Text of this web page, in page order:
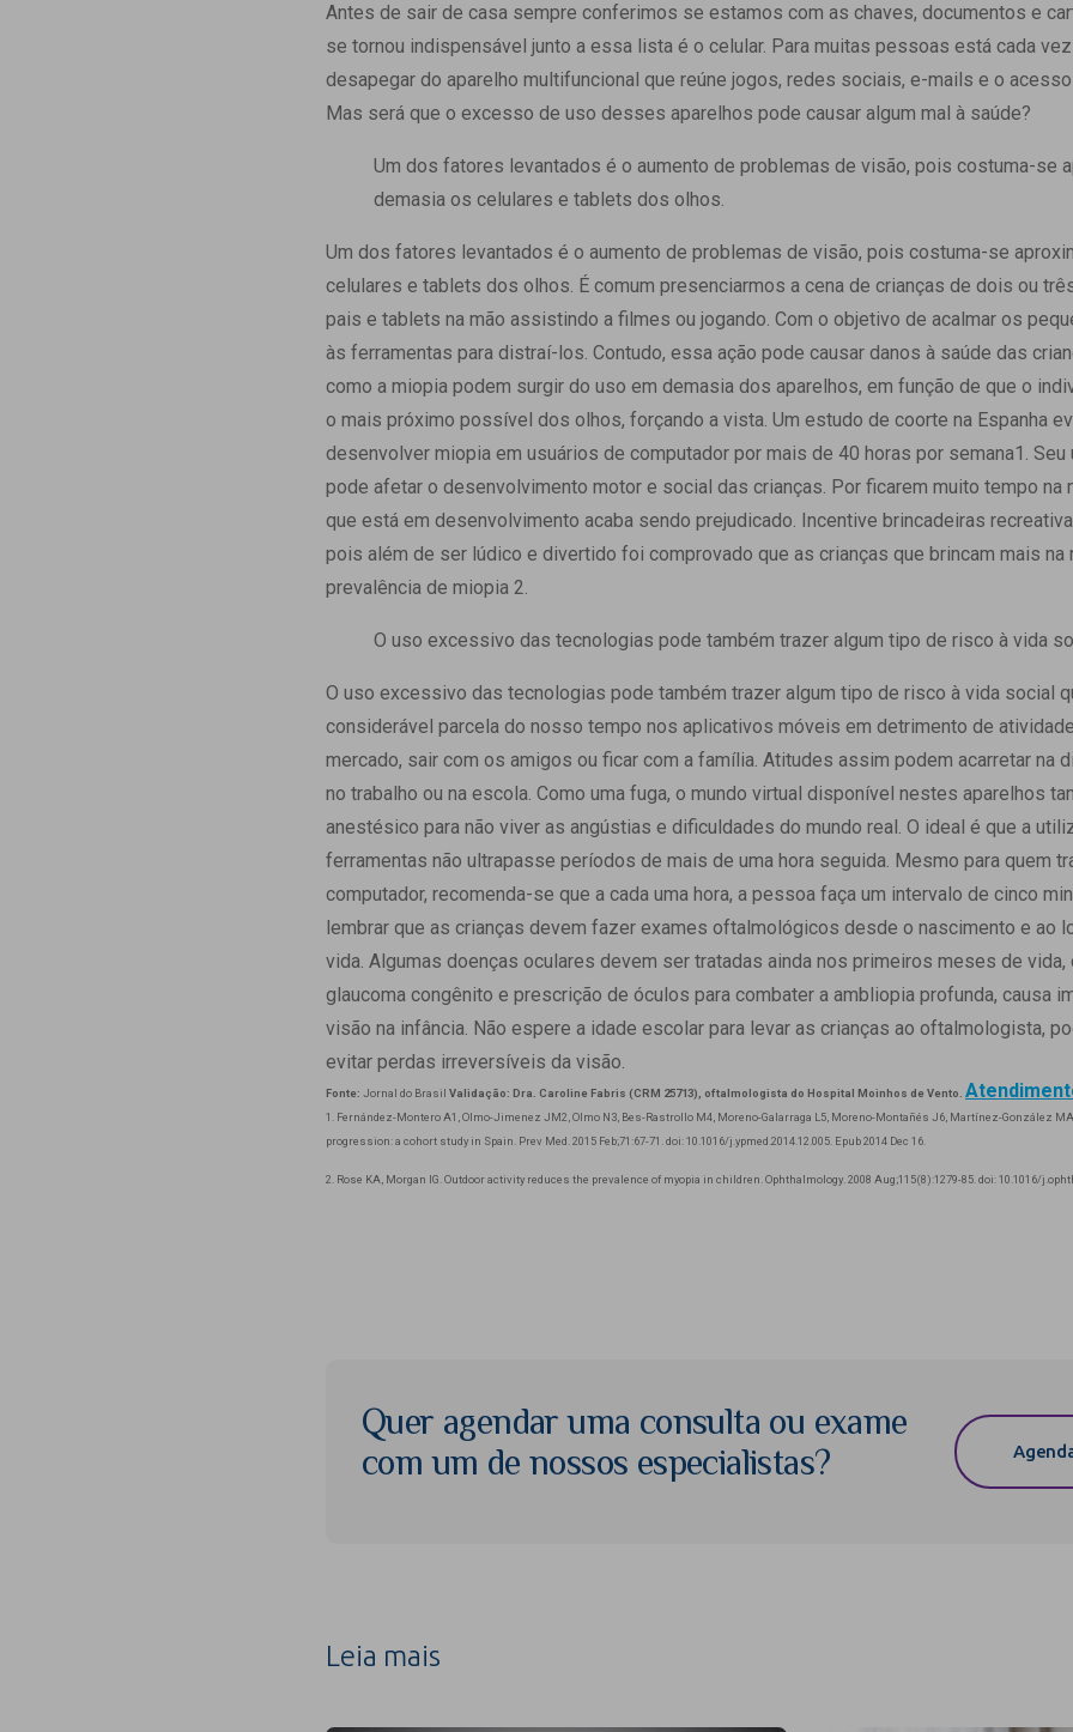
Estrutura de Gestão
Exames - Portal Médico
Farmácia
Quem Somos
Responsabilidade Ambiental
Responsabilidade Social
Serviço Social
Saúde Digital Moinhos
Antes de sair de casa sempre conferimos se estamos com as chaves, documentos e
se tornou indispensável junto a essa lista é o celular. Para muitas pessoas está cada
desapegar do aparelho multifuncional que reúne jogos, redes sociais, e-mails e o
Mas será que o excesso de uso desses aparelhos pode causar algum mal à saúde?
Um dos fatores levantados é o aumento de problemas de visão, pois costuma-se
demasia os celulares e tablets dos olhos.
Um dos fatores levantados é o aumento de problemas de visão, pois costuma-se
celulares e tablets dos olhos. É comum presenciarmos a cena de crianças de dois ou
pais e tablets na mão assistindo a filmes ou jogando. Com o objetivo de acalmar os
às ferramentas para distraí-los. Contudo, essa ação pode causar danos à saúde das
como a miopia podem surgir do uso em demasia dos aparelhos, em função de que o
o mais próximo possível dos olhos, forçando a vista. Um estudo de coorte na Espanha
desenvolver miopia em usuários de computador por mais de 40 horas por semana1.
pode afetar o desenvolvimento motor e social das crianças. Por ficarem muito tempo na
que está em desenvolvimento acaba sendo prejudicado. Incentive brincadeiras
pois além de ser lúdico e divertido foi comprovado que as crianças que brincam mais na
prevalência de miopia 2.
O uso excessivo das tecnologias pode também trazer algum tipo de risco à vida
O uso excessivo das tecnologias pode também trazer algum tipo de risco à vida social
considerável parcela do nosso tempo nos aplicativos móveis em detrimento de
mercado, sair com os amigos ou ficar com a família. Atitudes assim podem acarretar na
no trabalho ou na escola. Como uma fuga, o mundo virtual disponível nestes aparelhos
anestésico para não viver as angústias e dificuldades do mundo real. O ideal é que a
ferramentas não ultrapasse períodos de mais de uma hora seguida. Mesmo para quem
computador, recomenda-se que a cada uma hora, a pessoa faça um intervalo de cinco
lembrar que as crianças devem fazer exames oftalmológicos desde o nascimento e ao
vida. Algumas doenças oculares devem ser tratadas ainda nos primeiros meses de vida,
glaucoma congênito e prescrição de óculos para combater a ambliopia profunda, causa
visão na infância. Não espere a idade escolar para levar as crianças ao oftalmologista,
evitar perdas irreversíveis da visão.
Fonte: Jornal do Brasil Validação: Dra. Caroline Fabris (CRM 25713), oftalmologista do Hospital Moinhos de Vento.
1. Fernández-Montero A1, Olmo-Jimenez JM2, Olmo N3, Bes-Rastrollo M4, Moreno-Galarraga L5, Moreno-Montañés J6, Martínez-González
progression: a cohort study in Spain. Prev Med. 2015 Feb;71:67-71. doi: 10.1016/j.ypmed.2014.12.005. Epub 2014 Dec 16.
2. Rose KA, Morgan IG. Outdoor activity reduces the prevalence of myopia in children. Ophthalmology. 2008 Aug;115(8):1279-85. doi: 10.1016/
Quer agendar uma consulta ou exame
com um de nossos especialistas?
Leia mais